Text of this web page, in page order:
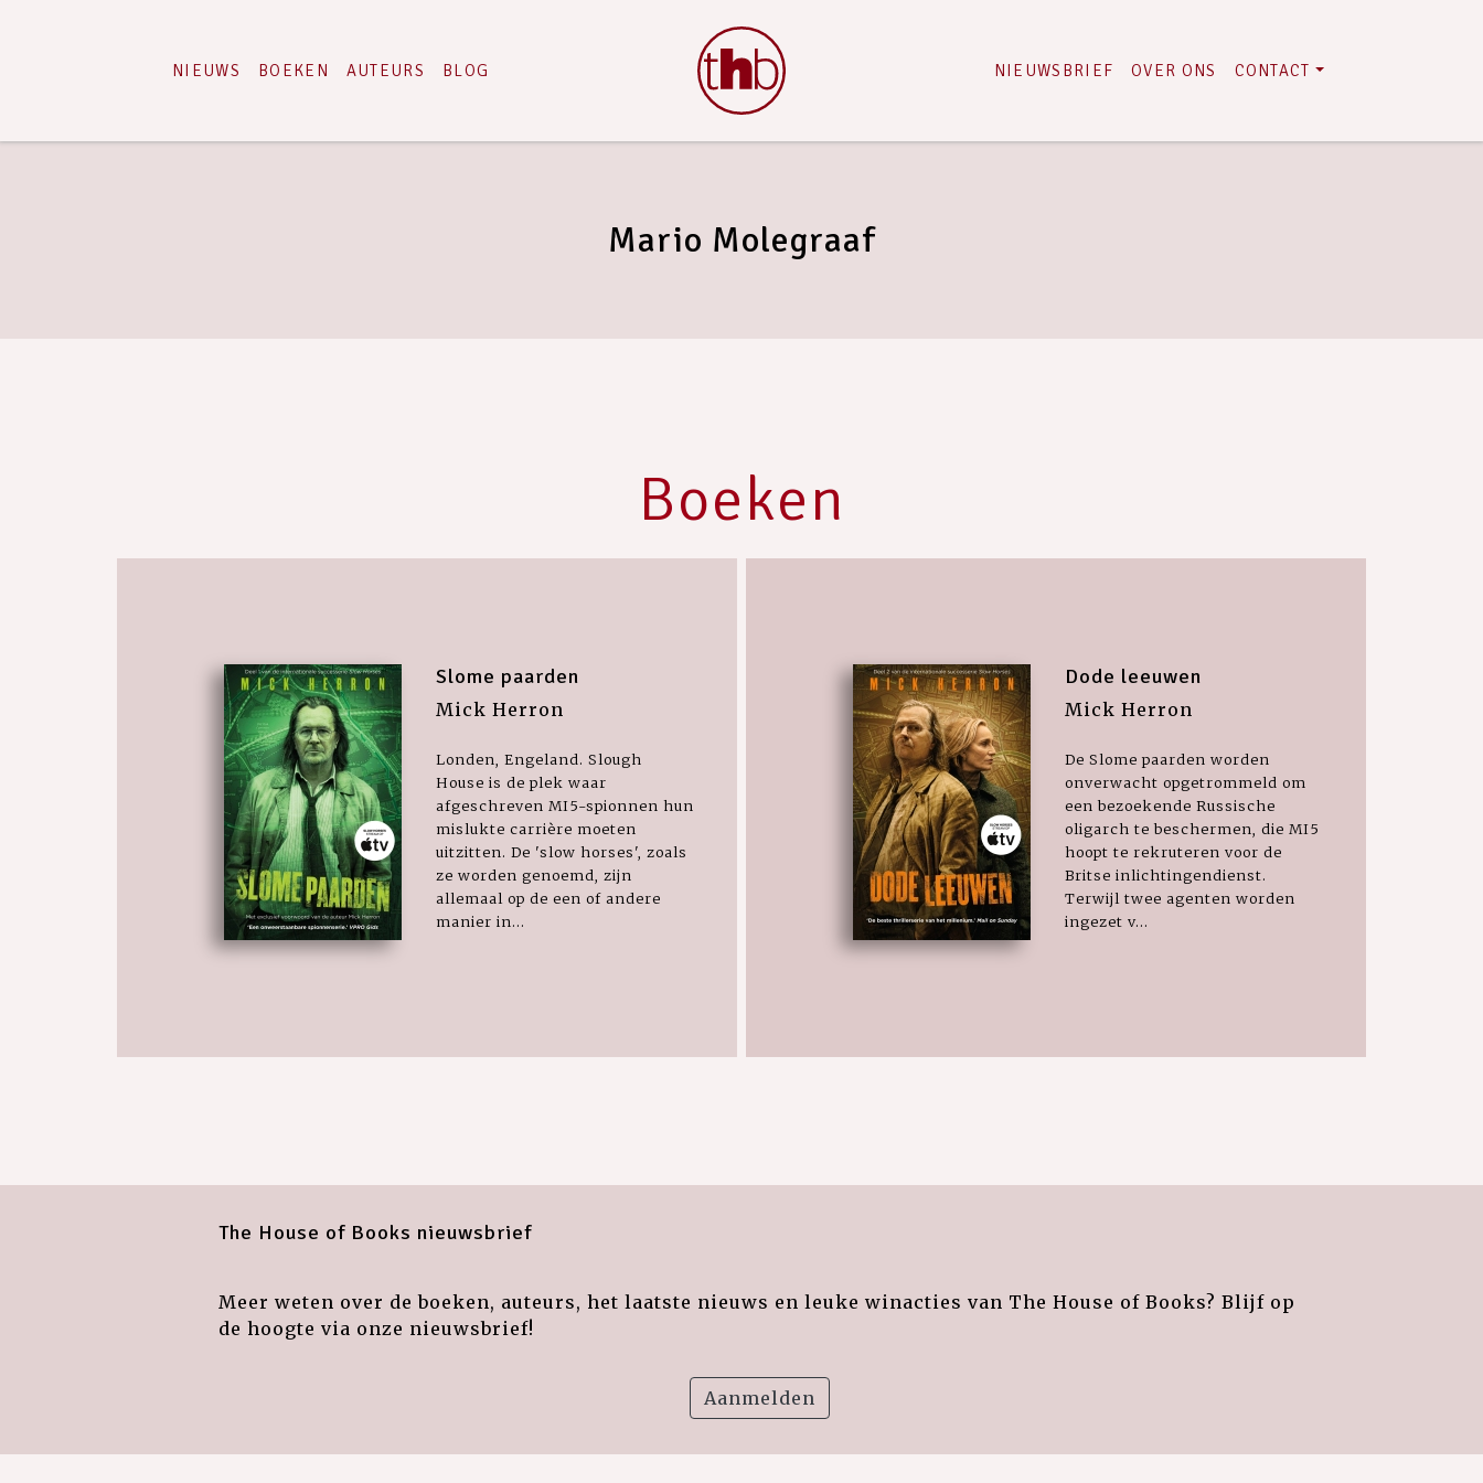
NIEUWS BOEKEN AUTEURS BLOG NIEUWSBRIEF OVER ONS CONTACT
Mario Molegraaf
Boeken
Slome paarden
Mick Herron
Londen, Engeland. Slough
House is de plek waar
afgeschreven MI5-spionnen hun
mislukte carrière moeten
uitzitten. De 'slow horses', zoals
ze worden genoemd, zijn
allemaal op de een of andere
manier in...
Dode leeuwen
Mick Herron
De Slome paarden worden
onverwacht opgetrommeld om
een bezoekende Russische
oligarch te beschermen, die MI5
hoopt te rekruteren voor de
Britse inlichtingendienst.
Terwijl twee agenten worden
ingezet v...
The House of Books nieuwsbrief
Meer weten over de boeken, auteurs, het laatste nieuws en leuke winacties van The House of Books? Blijf op
de hoogte via onze nieuwsbrief!
Aanmelden